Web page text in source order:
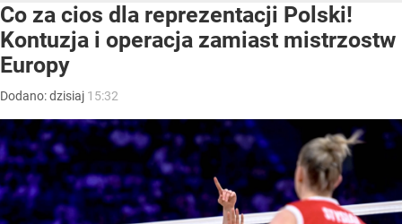
Co za cios dla reprezentacji Polski!
Kontuzja i operacja zamiast mistrzostw
Europy
Dodano:dzisiaj 15:32